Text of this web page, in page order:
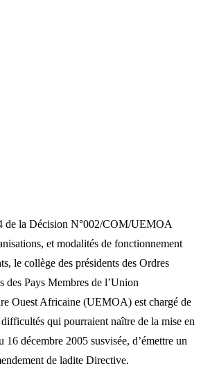
de la Décision N°002/COM/UEMOA
et modalités de fonctionnement
le collège des présidents des Ordres
des Pays Membres de l’Union
Ouest Africaine (UEMOA) est chargé de
qui pourraient naître de la mise en
décembre 2005 susvisée, d’émettre un
de ladite Directive.